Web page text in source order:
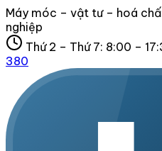
Máy móc – vật tư – hoá
nghiệp
Thứ 2 – Thứ 7: 8:00 –
380